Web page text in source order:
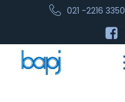
021 -2216 3350